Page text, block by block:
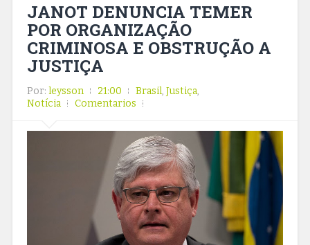
JANOT DENUNCIA TEMER
POR ORGANIZAÇÃO
CRIMINOSA E OBSTRUÇÃO A
JUSTIÇA
Por: leysson 21:00 Brasil, Justiça,
Notícia
Comentarios